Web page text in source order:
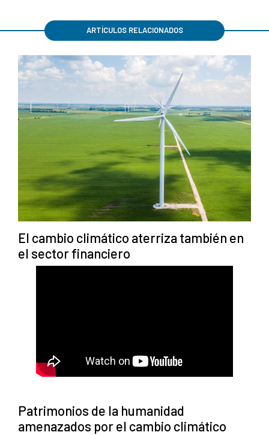
ARTÍCULOS RELACIONADOS
El cambio climático aterriza también en
el sector financiero
Patrimonios de la humanidad
amenazados por el cambio climático